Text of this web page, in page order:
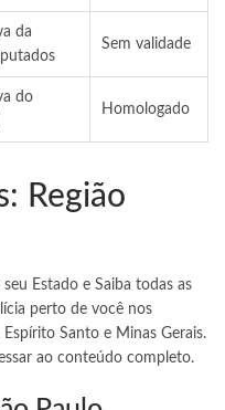
da
Sem validade
do
Homologado
Região
Estado e Saiba todas as
perto de você nos
Espírito Santo e Minas Gerais.
ao conteúdo completo.